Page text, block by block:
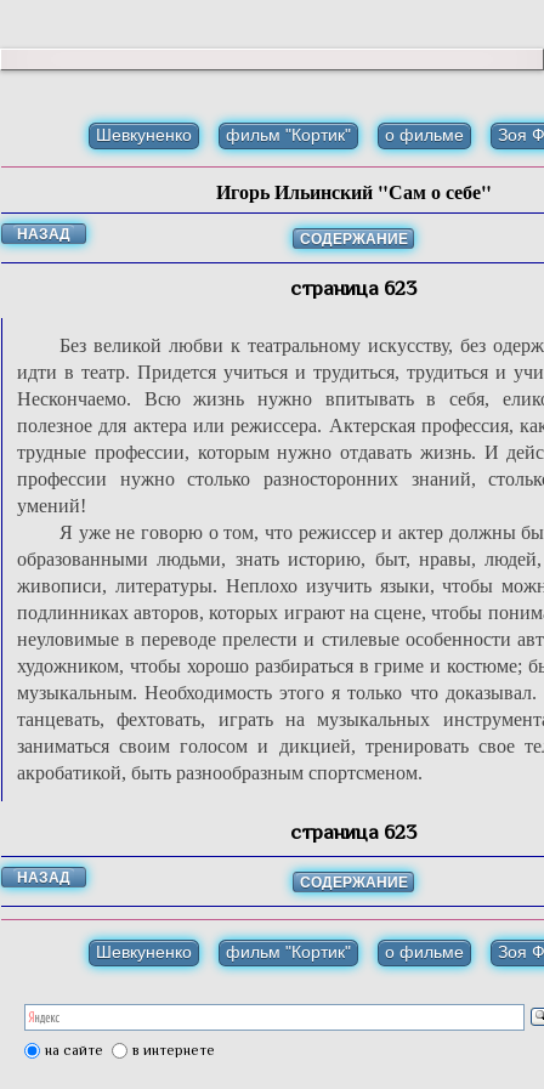
Шевкуненко фильм "Кортик" о фильме Зоя
Игорь Ильинский "Сам о себе"
НАЗАД СОДЕРЖАНИЕ
страница 623
Без великой любви к театральному искусству, без
идти в театр. Придется учиться и трудиться, трудиться и
Нескончаемо. Всю жизнь нужно впитывать в себя,
полезное для актера или режиссера. Актерская профессия,
трудные профессии, которым нужно отдавать жизнь. И
профессии нужно столько разносторонних знаний,
умений!
Я уже не говорю о том, что режиссер и актер должны
образованными людьми, знать историю, быт, нравы,
живописи, литературы. Неплохо изучить языки, чтобы
подлинниках авторов, которых играют на сцене, чтобы
неуловимые в переводе прелести и стилевые особенности
художником, чтобы хорошо разбираться в гриме и костюме;
музыкальным. Необходимость этого я только что
танцевать, фехтовать, играть на музыкальных
заниматься своим голосом и дикцией, тренировать свое
акробатикой, быть разнообразным спортсменом.
страница 623
НАЗАД СОДЕРЖАНИЕ
Шевкуненко фильм "Кортик" о фильме Зоя
на сайте в интернете